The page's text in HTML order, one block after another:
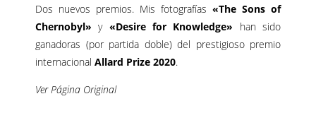
Dos nuevos premios. Mis fotografías «The Sons of
Chernobyl» y «Desire for Knowledge» han sido
ganadoras (por partida doble) del prestigioso premio
internacional Allard Prize 2020.
Ver Página Original